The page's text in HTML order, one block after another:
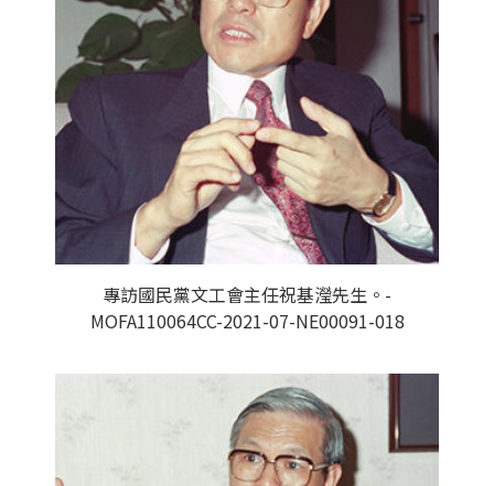
專訪國民黨文工會主任祝基瀅先生。-
MOFA110064CC-2021-07-NE00091-018